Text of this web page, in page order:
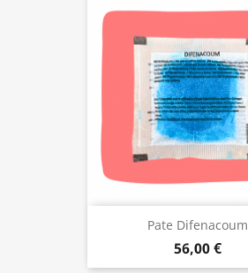
Pate Difenacoum
56,00 €